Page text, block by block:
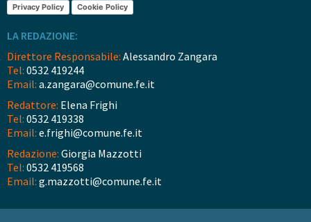
Privacy Policy Cookie Policy
LA REDAZIONE:
Direttore Responsabile: Alessandro Zangara
Tel: 0532 419244
Email: a.zangara@comune.fe.it
Redattore: Elena Frighi
Tel: 0532 419338
Email: e.frighi@comune.fe.it
Redazione: Giorgia Mazzotti
Tel: 0532 419568
Email: g.mazzotti@comune.fe.it